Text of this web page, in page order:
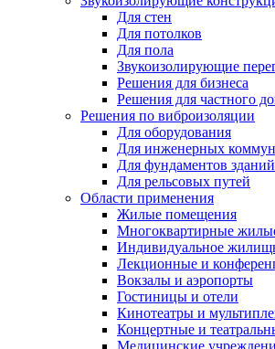
Для стен
Для потолков
Для пола
Звукоизолирующие
Решения для бизнеса
Решения для частного
Решения по виброизоляции
Для оборудования
Для инженерных
Для фундаментов зданий
Для рельсовых путей
Области применения
Жилые помещения
Многоквартирные
Индивидуальное
Лекционные и
Вокзалы и аэропорты
Гостиницы и отели
Кинотеатры и
Концертные и
Медицинские